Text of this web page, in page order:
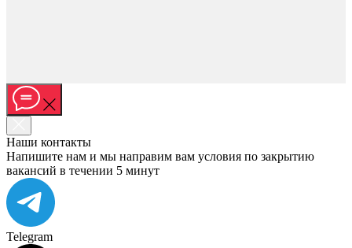
Наши контакты
Напишите нам и мы направим вам условия по закрытию
вакансий в течении 5 минут
Telegram